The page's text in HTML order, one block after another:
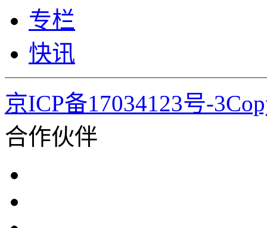
专栏
快讯
京ICP备17034123号-
合作伙伴